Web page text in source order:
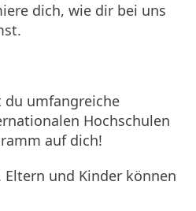
dich, wie dir bei uns
du umfangreiche
Hochschulen
auf dich!
Eltern und Kinder können